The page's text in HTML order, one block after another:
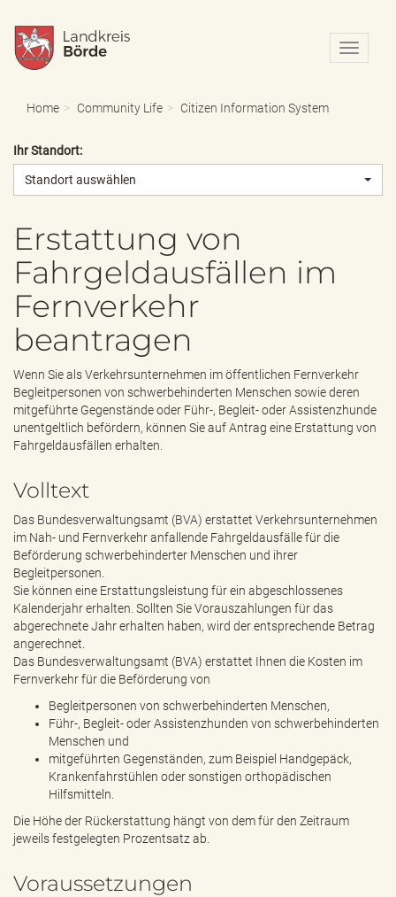
N
a
o
b
l
e
n
d
Home Community Life Citizen Information System
Ihr Standort:
Standort auswählen
Erstattung von
Fahrgeldausfällen im
Fernverkehr
beantragen
Wenn Sie als Verkehrsunternehmen im öffentlichen Fernverkehr
Begleitpersonen von schwerbehinderten Menschen sowie deren
mitgeführte Gegenstände oder Führ-, Begleit- oder Assistenzhunde
unentgeltlich befördern, können Sie auf Antrag eine Erstattung von
Fahrgeldausfällen erhalten.
Volltext
Das Bundesverwaltungsamt (BVA) erstattet Verkehrsunternehmen
im Nah- und Fernverkehr anfallende Fahrgeldausfälle für die
Beförderung schwerbehinderter Menschen und ihrer
Begleitpersonen.
Sie können eine Erstattungsleistung für ein abgeschlossenes
Kalenderjahr erhalten. Sollten Sie Vorauszahlungen für das
abgerechnete Jahr erhalten haben, wird der entsprechende Betrag
angerechnet.
Das Bundesverwaltungsamt (BVA) erstattet Ihnen die Kosten im
Fernverkehr für die Beförderung von
Begleitpersonen von schwerbehinderten Menschen,
Führ-, Begleit- oder Assistenzhunden von schwerbehinderten
Menschen und
mitgeführten Gegenständen, zum Beispiel Handgepäck,
Krankenfahrstühlen oder sonstigen orthopädischen
Hilfsmitteln.
Die Höhe der Rückerstattung hängt von dem für den Zeitraum
jeweils festgelegten Prozentsatz ab.
Voraussetzungen